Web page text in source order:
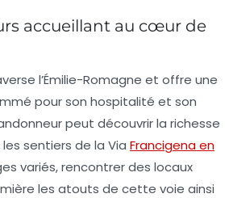
accueillant au cœur de
l’Émilie-Romagne et offre une
pour son hospitalité et son
peut découvrir la richesse
sentiers de la Via Francigena en
variés, rencontrer des locaux
les atouts de cette voie ainsi